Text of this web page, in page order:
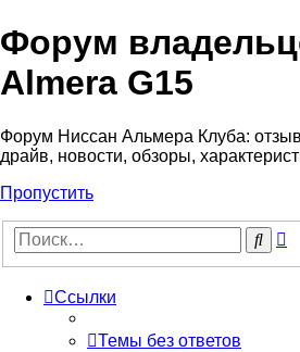
Форум
Almera G15
Форум Ниссан Альмера Клуба:
драйв, новости, обзоры,
Пропустить
Ссылки
Темы без ответов